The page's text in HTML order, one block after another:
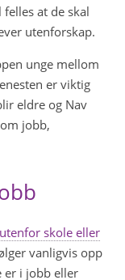
at de skal
utenforskap.
unge mellom
er viktig
eldre og Nav
jobb,
skole eller
vanligvis opp
er i jobb eller